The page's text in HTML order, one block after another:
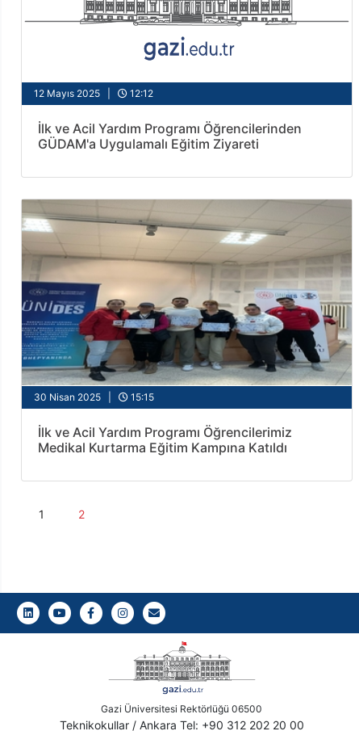
12 Mayıs 2025 | 12:12
İlk ve Acil Yardım Programı Öğrencilerinden
GÜDAM'a Uygulamalı Eğitim Ziyareti
30 Nisan 2025 | 15:15
İlk ve Acil Yardım Programı Öğrencilerimiz
Medikal Kurtarma Eğitim Kampına Katıldı
1 2
LinkedInYoutubeFacebookInstagramGazi E-Mail
Gazi Üniversitesi Rektörlüğü 06500
Teknikokullar / Ankara Tel: +90 312 202 20 00